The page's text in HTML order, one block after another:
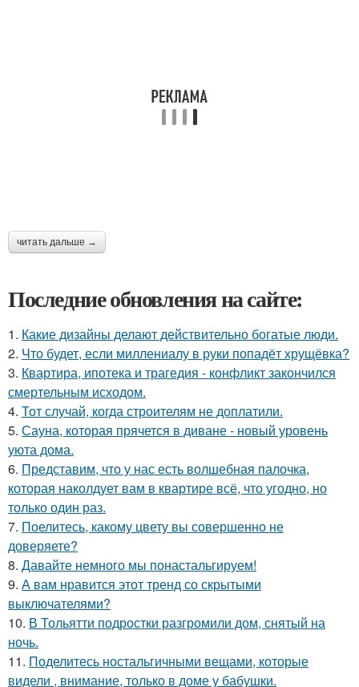
читать дальше →
Последние обновления на сайте:
1. Какие дизайны делают действительно богатые люди.
2. Что будет, если миллениалу в руки попадёт хрущёвка?
3. Квартира, ипотека и трагедия - конфликт закончился
смертельным исходом.
4. Тот случай, когда строителям не доплатили.
5. Сауна, которая прячется в диване - новый уровень
уюта дома.
6. Представим, что у нас есть волшебная палочка,
которая наколдует вам в квартире всё, что угодно, но
только один раз.
7. Поелитесь, какому цвету вы совершенно не
доверяете?
8. Давайте немного мы понастальгируем!
9. А вам нравится этот тренд со скрытыми
выключателями?
10. В Тольятти подростки разгромили дом, снятый на
ночь.
11. Поделитесь ностальгичными вещами, которые
видели , внимание, только в доме у бабушки.